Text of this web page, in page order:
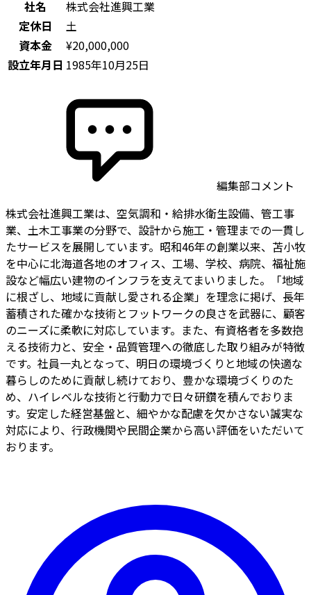
社名
株式会社進興工業
定休日
土
資本金
¥20,000,000
設立年月日 1985年10月25日
編集部コメント
株式会社進興工業は、空気調和・給排水衛生設備、管工事
業、土木工事業の分野で、設計から施工・管理までの一貫し
たサービスを展開しています。昭和46年の創業以来、苫小牧
を中心に北海道各地のオフィス、工場、学校、病院、福祉施
設など幅広い建物のインフラを支えてまいりました。「地域
に根ざし、地域に貢献し愛される企業」を理念に掲げ、長年
蓄積された確かな技術とフットワークの良さを武器に、顧客
のニーズに柔軟に対応しています。また、有資格者を多数抱
える技術力と、安全・品質管理への徹底した取り組みが特徴
です。社員一丸となって、明日の環境づくりと地域の快適な
暮らしのために貢献し続けており、豊かな環境づくりのた
め、ハイレベルな技術と行動力で日々研鑽を積んでおりま
す。安定した経営基盤と、細やかな配慮を欠かさない誠実な
対応により、行政機関や民間企業から高い評価をいただいて
おります。